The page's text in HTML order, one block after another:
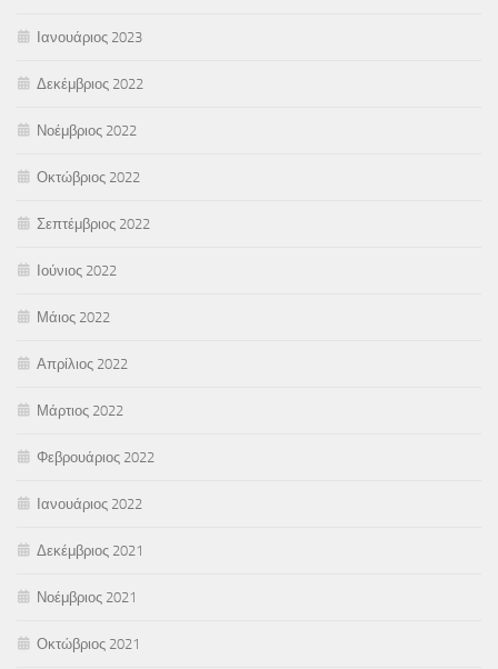
Ιανουάριος 2023
Δεκέμβριος 2022
Νοέμβριος 2022
Οκτώβριος 2022
Σεπτέμβριος 2022
Ιούνιος 2022
Μάιος 2022
Απρίλιος 2022
Μάρτιος 2022
Φεβρουάριος 2022
Ιανουάριος 2022
Δεκέμβριος 2021
Νοέμβριος 2021
Οκτώβριος 2021